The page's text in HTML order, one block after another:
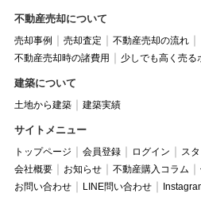
不動産売却について
売却事例 売却査定 不動産売却の流れ
不動産売却時の諸費用
少しでも高く売る
建築について
土地から建築 建築実績
サイトメニュー
トップページ 会員登録 ログイン ス
会社概要
お知らせ 不動産購入コラム
お問い合わせ
LINE問い合わせ